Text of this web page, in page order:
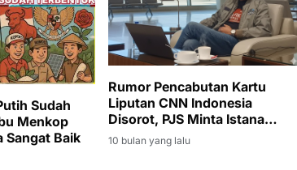
Sudah
Menkop
Sangat Baik
Rumor Pencabutan Kartu
Liputan CNN Indonesia
Disorot, PJS Minta Istana
Klarifikasi
10 bulan yang lalu